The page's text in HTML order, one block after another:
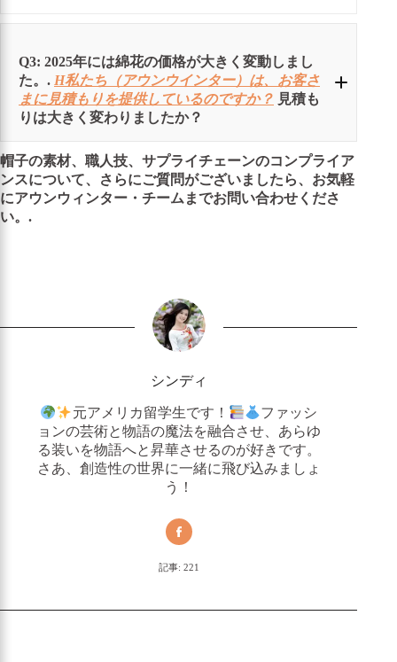
Q3: 2025年には綿花の価格が大きく変動しまし
た。. H私たち（アウンウインター）は、お客さ
まに見積もりを提供しているのですか？ 見積も
りは大きく変わりましたか？
A:
る。この期間中は、市場の変動に関係なく帽
子の価格は安定します。.
素材の多様化：非コットン製品（ウール帽
子、アクリルウール風帽子、再生ポリエステ
ル帽子）は現在、生産量の35%以上を占めて
いる。これらの製品はコットンの価格に直接
影響されることはなく、全体の相場を安定さ
せるのに役立っている。.
変動価格条項：長納期または大量注文
（例：年間枠組み契約）の場合、契約書に
「原料価格調整条項」を盛り込む。これは、
合、価格再交渉の引き金となるものです。過
去1年間、豊富な国内綿花供給と歴史的な綿
んの一握りでした。大半のお客様は安定した
帽子の素材、職人技、サプライチェーンのコンプライア
ンスについて、さらにご質問がございましたら、お気軽
にアウンウィンター・チームまでお問い合わせくださ
い。.
シンディ
元アメリカ留学生です！
ファッシ
ョンの芸術と物語の魔法を融合させ、あらゆ
る装いを物語へと昇華させるのが好きです。
さあ、創造性の世界に一緒に飛び込みましょ
う！
記事: 221